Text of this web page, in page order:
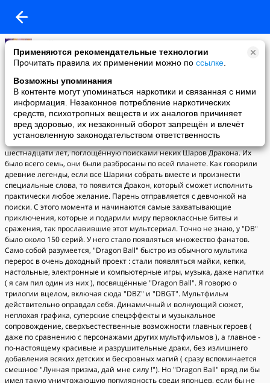
Применяются рекомендательные технологии
Прочитать правила их применении можно по ссылке
Возможны упоминания
В контенте могут упоминаться наркотики и связанная с ними
информация. Незаконное потребление наркотических
средств, психотропных веществ и их аналогов причиняет
вред здоровью, их незаконный оборот запрещён и влечёт
установленную законодательством ответственность
Kirill Murza
31-12-2007 13:23
Немного о том, что такое "Dragon Ball".
Где-то в 1985 году родилась идея о мультфильме "Dragon Ball". Его
творцом стал известный японский мультипликатор Акира Торияма,
работавший в "Bird Studio". История "Dragon Ball" рассказывала о
мальчике по имени Сон Гоку, выросшем среди дикой природы и
обладавшем неимоверной силой и навыками восточных единоборств.
Однажды он впервые встретил человека цивилизации - девицу
шестнадцати лет, поглощённую поисками неких Шаров Дракона. Их
было всего семь, они были разбросаны по всей планете. Как говорили
древние легенды, если все Шарики собрать вместе и произнести
специальные слова, то появится Дракон, который сможет исполнить
практически любое желание. Парень отправляется с девчонкой на
поиски. С этого момента и начинаются самые захватывающие
приключения, которые и подарили миру первоклассные битвы и
сражения, так прославившие этот мультсериал. Точно не знаю, у "DB"
было около 150 серий. У него стало появляться множество фанатов.
Само собой разумеется, "Dragon Ball" быстро из обычного мультика
перерос в очень доходный проект : стали появляться майки, кепки,
настольные, электронные и компьютерные игры, музыка, даже напитки
( я сам пил один из них ), посвящённые "Dragon Ball". Я говорю о
трилогии вцелом, включая сюда "DBZ" и "DBGT". Мультфильм
действительно оправдал себя. Динамичный и волнующий сюжет,
неплохая графика, суперские спецэффекты и музыкальное
сопровождение, сверхъестественные возможности главных героев (
даже по сравнению с персонажами других мультфильмов ), а главное -
по-настоящему красивые и разрушительные драки, без излишнего
добавления всяких детских и бескровных магий ( сразу вспоминается
смешное "Лунная призма, дай мне силу !"). Но "Dragon Ball" вряд ли бы
имел такую уничтожающую популярность среди японцев, если бы не